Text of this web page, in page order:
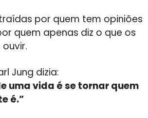
por quem tem opiniões
quem apenas diz o que os
Jung dizia:
uma vida é se tornar quem
é.”